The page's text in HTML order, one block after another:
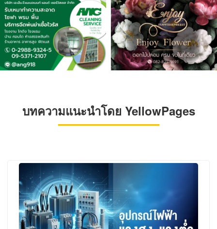
บทความแนะนำโดย YellowPages